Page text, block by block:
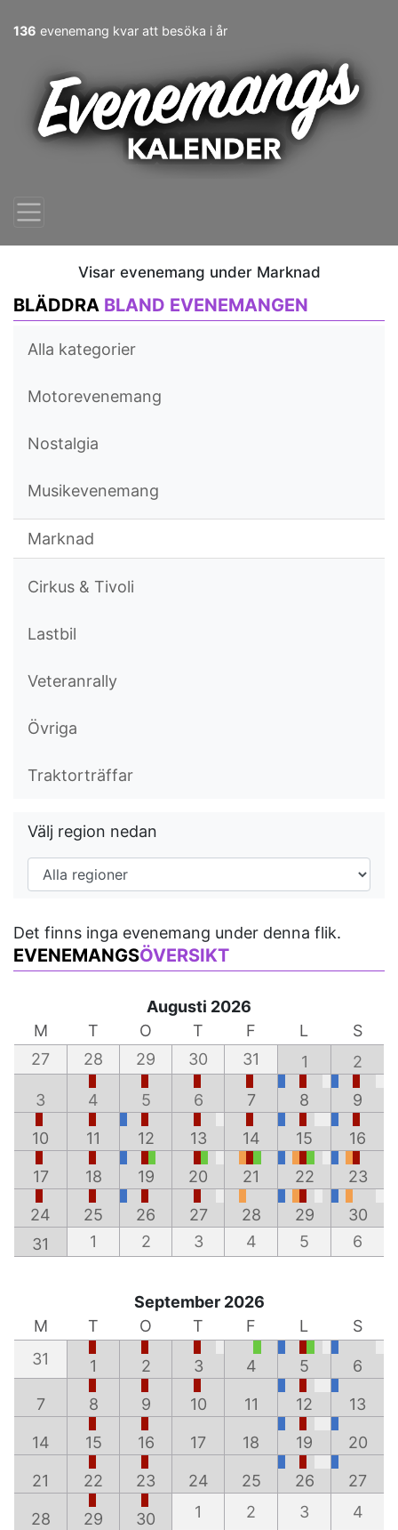
136 evenemang kvar att besöka i år
Visar evenemang under Marknad
BLÄDDRA BLAND EVENEMANGEN
Alla kategorier
Motorevenemang
Nostalgia
Musikevenemang
Marknad
Cirkus & Tivoli
Lastbil
Veteranrally
Övriga
Traktorträffar
Välj region nedan
Det finns inga evenemang under denna flik.
EVENEMANGSÖVERSIKT
Augusti 2026
M
T O T F L
S
27
28 29 30 31 1 2
3 4 5 6 7 8 9
10 11 12 13 14 15 16
17 18 19 20 21 22 23
24 25 26 27 28 29
30
31
1 2 3 4 5 6
September 2026
M
T O T F L
S
31
1 2 3 4 5 6
7 8 9 10 11 12 13
14 15 16 17 18 19 20
21 22 23 24 25 26 27
28 29 30 1 2 3
4